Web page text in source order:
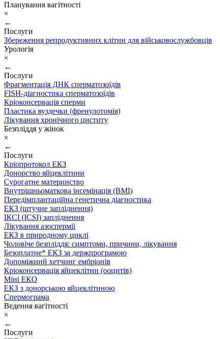
Планування вагітності
×
←
Послуги
Збереження репродуктивних клітин для військовослужбовців
Урологія
×
←
Послуги
Фрагментація ДНК сперматозоїдів
FISH-діагностика сперматозоїдів
Кріоконсервація сперми
Пластика вуздечки (френулотомія)
Лікування хронічного циститу
Безпліддя у жінок
×
←
Послуги
Кріопротокол ЕКЗ
Донорство яйцеклітини
Сурогатне материнство
Внутрішньоматкова інсемінація (ВМІ)
Передімплантаційна генетична діагностика
ЕКЗ (штучне запліднення)
ІКСІ (ICSI) запліднення
Лікування азоспермії
ЕКЗ в природному циклі
Чоловіче безпліддя: симптоми, причини, лікування
Безоплатне* ЕКЗ за держпрограмою
Допоміжний хетчинг ембріонів
Кріоконсервація яйцеклітин (ооцитів)
Міні ЕКО
ЕКЗ з донорською яйцеклітиною
Спермограма
Ведення вагітності
×
←
Послуги